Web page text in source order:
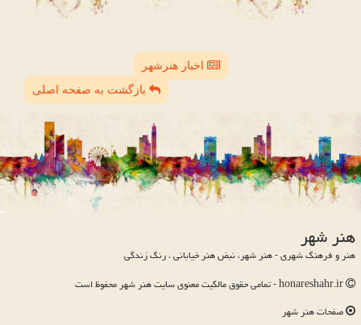
اخبار هنرشهر
بازگشت به صفحه اصلی
هنر شهر
هنر و فرهنگ شهری - هنر شهر، نبض هنر خیابانی ، رنگ زندگی
صفحات هنر شهر